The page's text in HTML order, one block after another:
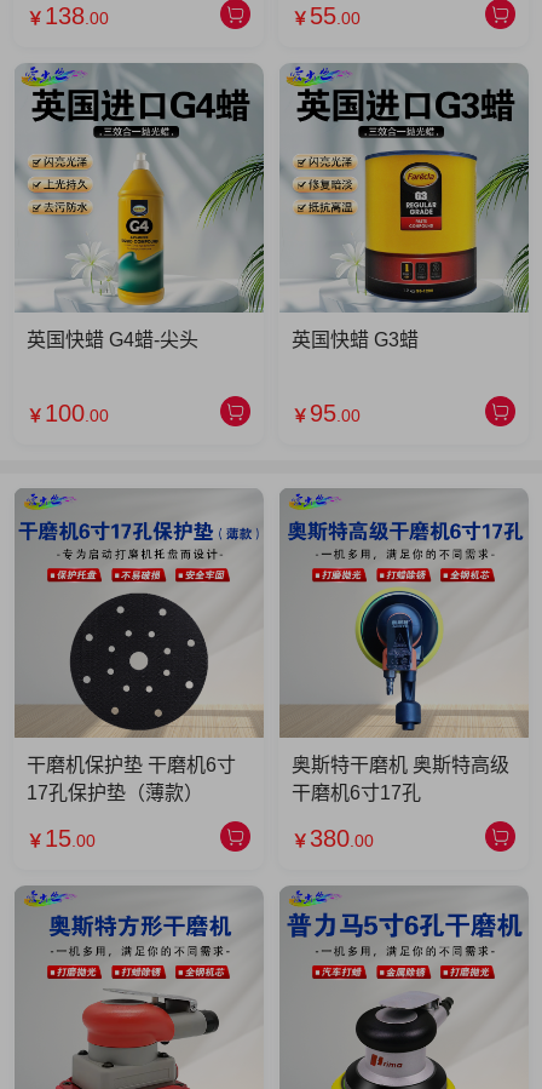
￥ 138 .00 ￥ 55 .00
英国快蜡 G4蜡-尖头
￥ 100 .00
英国快蜡 G3蜡
￥ 95 .00
干磨机保护垫 干磨机6寸
17孔保护垫（薄款）
￥ 15 .00
奥斯特干磨机 奥斯特高级
干磨机6寸17孔
￥ 380 .00